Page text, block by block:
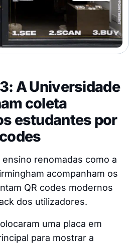
A Universidade
coleta
estudantes por
renomadas como a
acompanham os
QR codes modernos
dos utilizadores.
uma placa em
para mostrar a